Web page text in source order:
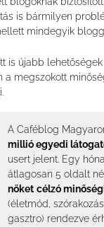
is bármilyen
mindegyik
is újabb
a megszokott
A Caféblog
millió egyedi
usert jelent. Egy
átlagosan 5 oldalt
nőket célzó
(életmód,
gasztro) rendezve